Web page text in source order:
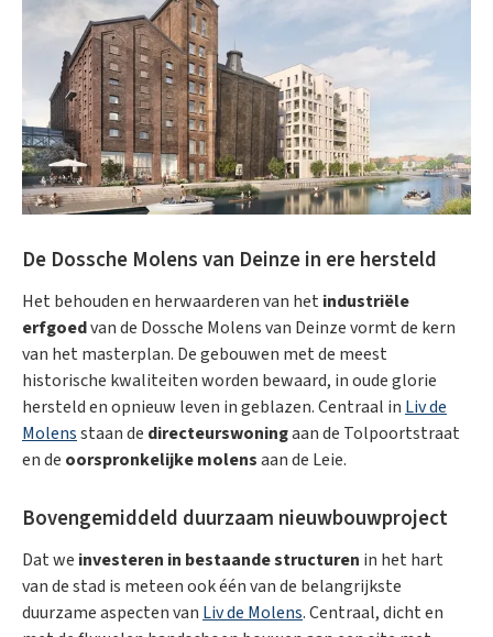
De Dossche Molens van Deinze in ere hersteld
Het behouden en herwaarderen van het industriële
erfgoedvan de Dossche Molens van Deinze vormt de kern
van het masterplan. De gebouwen met de meest
historische kwaliteiten worden bewaard, in oude glorie
hersteld en opnieuw leven in geblazen. Centraal in Liv de
Molensstaan ​​de directeurswoningaan de Tolpoortstraat
en de oorspronkelijke molensaan de Leie.
Bovengemiddeld duurzaam nieuwbouwproject
Dat we investeren in bestaande structuren in het hart
van de stad is meteen ook één van de belangrijkste
duurzame aspecten van Liv de Molens. Centraal, dicht en